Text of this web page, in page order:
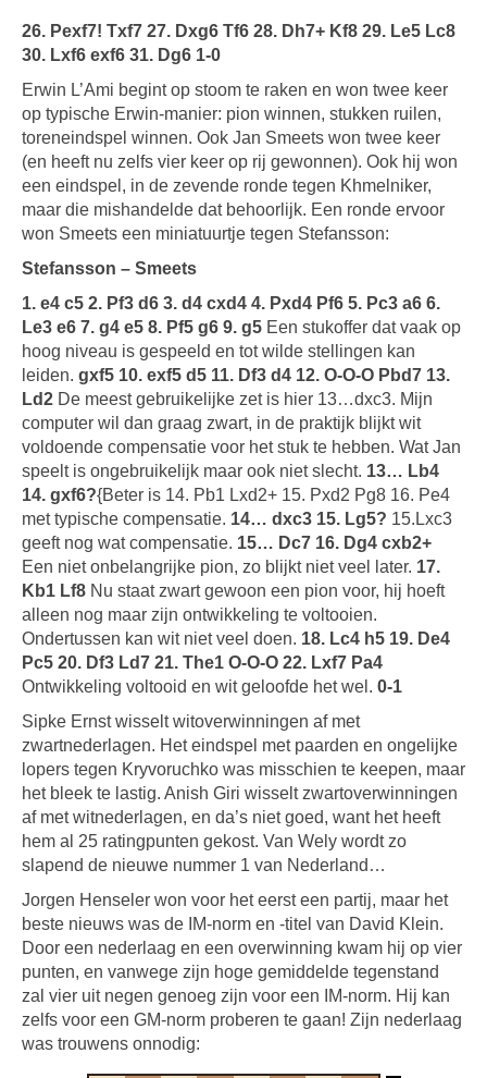
26. Pexf7! Txf7 27. Dxg6 Tf6 28. Dh7+ Kf8 29. Le5 Lc8
30. Lxf6 exf6 31. Dg6 1-0
Erwin L’Ami begint op stoom te raken en won twee keer
op typische Erwin-manier: pion winnen, stukken ruilen,
toreneindspel winnen. Ook Jan Smeets won twee keer
(en heeft nu zelfs vier keer op rij gewonnen). Ook hij won
een eindspel, in de zevende ronde tegen Khmelniker,
maar die mishandelde dat behoorlijk. Een ronde ervoor
won Smeets een miniatuurtje tegen Stefansson:
Stefansson – Smeets
1. e4 c5 2. Pf3 d6 3. d4 cxd4 4. Pxd4 Pf6 5. Pc3 a6 6.
Le3 e6 7. g4 e5 8. Pf5 g6 9. g5 Een stukoffer dat vaak op
hoog niveau is gespeeld en tot wilde stellingen kan
leiden. gxf5 10. exf5 d5 11. Df3 d4 12. O-O-O Pbd7 13.
Ld2 De meest gebruikelijke zet is hier 13…dxc3. Mijn
computer wil dan graag zwart, in de praktijk blijkt wit
voldoende compensatie voor het stuk te hebben. Wat Jan
speelt is ongebruikelijk maar ook niet slecht. 13… Lb4
14. gxf6?{Beter is 14. Pb1 Lxd2+ 15. Pxd2 Pg8 16. Pe4
met typische compensatie. 14… dxc3 15. Lg5? 15.Lxc3
geeft nog wat compensatie. 15… Dc7 16. Dg4 cxb2+
Een niet onbelangrijke pion, zo blijkt niet veel later. 17.
Kb1 Lf8 Nu staat zwart gewoon een pion voor, hij hoeft
alleen nog maar zijn ontwikkeling te voltooien.
Ondertussen kan wit niet veel doen. 18. Lc4 h5 19. De4
Pc5 20. Df3 Ld7 21. The1 O-O-O 22. Lxf7 Pa4
Ontwikkeling voltooid en wit geloofde het wel. 0-1
Sipke Ernst wisselt witoverwinningen af met
zwartnederlagen. Het eindspel met paarden en ongelijke
lopers tegen Kryvoruchko was misschien te keepen, maar
het bleek te lastig. Anish Giri wisselt zwartoverwinningen
af met witnederlagen, en da’s niet goed, want het heeft
hem al 25 ratingpunten gekost. Van Wely wordt zo
slapend de nieuwe nummer 1 van Nederland…
Jorgen Henseler won voor het eerst een partij, maar het
beste nieuws was de IM-norm en -titel van David Klein.
Door een nederlaag en een overwinning kwam hij op vier
punten, en vanwege zijn hoge gemiddelde tegenstand
zal vier uit negen genoeg zijn voor een IM-norm. Hij kan
zelfs voor een GM-norm proberen te gaan! Zijn nederlaag
was trouwens onnodig: